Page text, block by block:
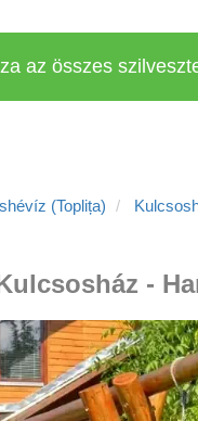
az összes
(Toplița)
-